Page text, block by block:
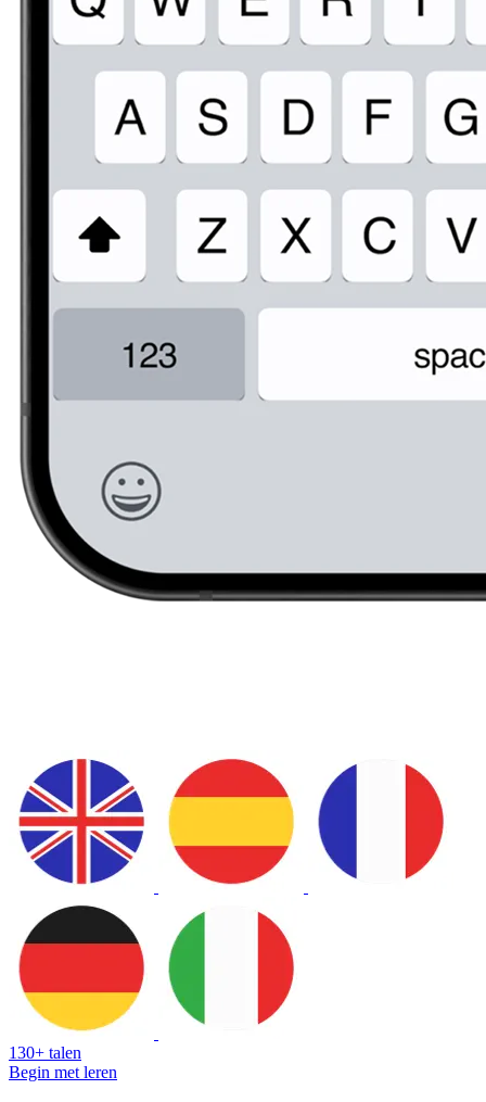
130+ talen
Begin met leren